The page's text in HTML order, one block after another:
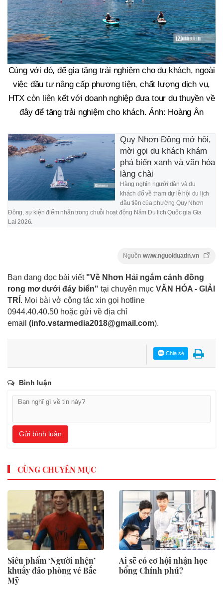
Cùng với đó, để gia tăng trải nghiệm cho du khách, ngoài
việc đầu tư nâng cấp phương tiện, chất lượng dịch vụ,
HTX còn liên kết với doanh nghiệp đưa tour du thuyền về
đây để tăng trải nghiệm cho khách. Ảnh: Hoàng Ân
Quy Nhơn Đông mở hội,
mời gọi du khách khám
phá biển xanh và văn hóa
làng chài
Hàng nghìn người dân và du
khách đổ về tham dự lễ hội du lịch
đầu tiên của phường Quy Nhơn
Đông, sự kiện điểm nhấn trong chuỗi hoạt động Năm Du lịch Quốc gia Gia
Lai 2026.
Nguồn www.nguoiduatin.vn
Bạn đang đọc bài viết "Về Nhơn Hải ngắm cánh đồng
rong mơ dưới đáy biển" tại chuyên mục VĂN HÓA - GIẢI
TRÍ . Mọi bài vở cộng tác xin gọi hotline
0944.40.40.50 hoặc gửi về địa chỉ
email (info.vstarmedia2018@gmail.com).
Chia sẻ
Bình luận
Gửi bình luận
CÙNG CHUYÊN MỤC
Siêu phẩm ‘Người nhện’
khuấy đảo phòng vé Bắc
Mỹ
Ai sẽ có cơ hội nhận học
bổng Chính phủ?